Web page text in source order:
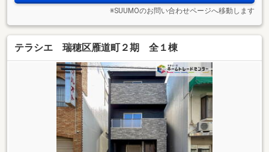
※SUUMOのお問い合わせページへ移動します
テラシエ 瑞穂区雁道町２期 全１棟